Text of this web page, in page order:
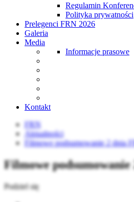
Regulamin
Polityka prywatności
Prelegenci FRN 2026
Galeria
Media
Informacje prasowe
Kontakt
FRN
Aktualności
Filmowe podsumowanie 2 dnia
Filmowe
Podziel się